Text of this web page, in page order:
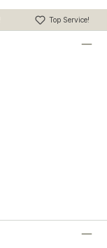
Top Service!